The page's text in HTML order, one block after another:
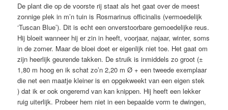
De plant die op de voorste rij staat als het gaat over de meest
zonnige plek in m’n tuin is Rosmarinus officinalis (vermoedelijk
‘Tuscan Blue’). Dit is echt een onverstoorbare gemoedelijke reus.
Hij bloeit wanneer hij er zin in heeft, voorjaar, najaar, winter, soms
in de zomer. Maar de bloei doet er eigenlijk niet toe. Het gaat om
zijn heerlijk geurende takken. De struik is inmiddels zo groot (±
1,80 m hoog en ik schat zo’n 2,20 m Ø + een tweede exemplaar
die net een maatje kleiner is en opgekweekt van een eigen stek
) dat ik er ook ongeremd van kan knippen. Hij heeft een lekker
ruig uiterlijk. Probeer hem niet in een bepaalde vorm te dwingen,